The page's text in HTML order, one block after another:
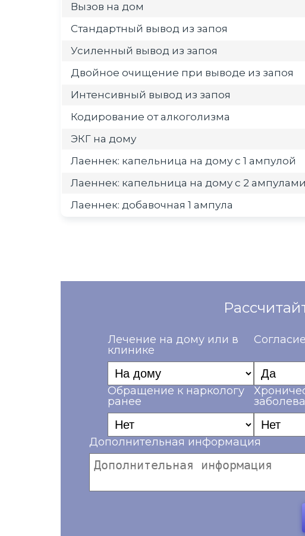
Вызов на дом
Стандартный вывод из запоя
Усиленный вывод из запоя
Двойное очищение при выводе из запоя
Интенсивный вывод из запоя
Кодирование от алкоголизма
ЭКГ на дому
Лаеннек: капельница на дому с 1 ампулой
Лаеннек: капельница на дому с 2 ампулами
Лаеннек: добавочная 1 ампула
Лечение на дому или в
клинике
Обращение к наркологу
ранее
Дополнительная информация